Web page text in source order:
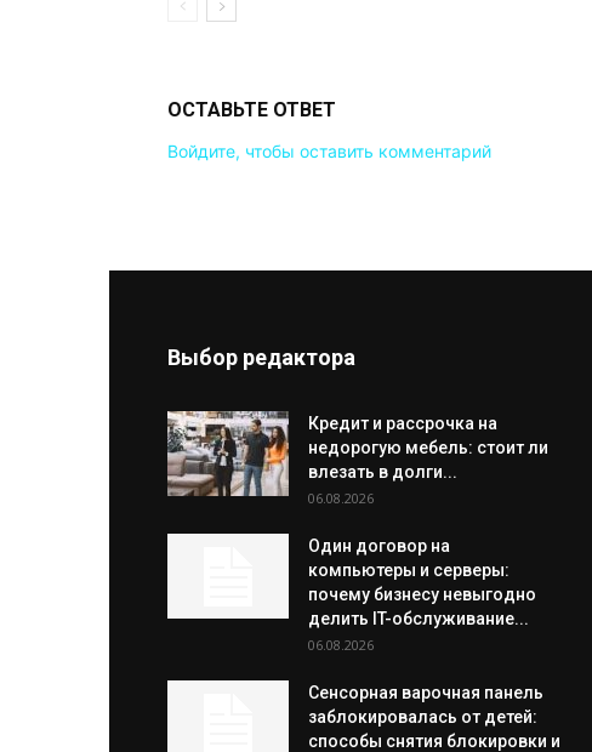
ОСТАВЬТЕ ОТВЕТ
Войдите, чтобы оставить комментарий
Выбор редактора
Кредит и рассрочка на
недорогую мебель: стоит ли
влезать в долги...
06.08.2026
Один договор на
компьютеры и серверы:
почему бизнесу невыгодно
делить IT-обслуживание...
06.08.2026
Сенсорная варочная панель
заблокировалась от детей:
способы снятия блокировки и